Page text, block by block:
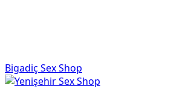
Bigadiç Sex Shop